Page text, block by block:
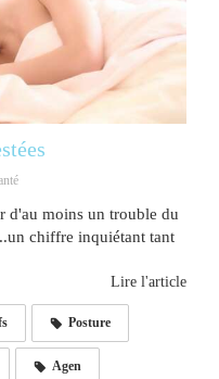
d'au moins un trouble du
chiffre inquiétant tant
Lire l'article
Posture
Agen